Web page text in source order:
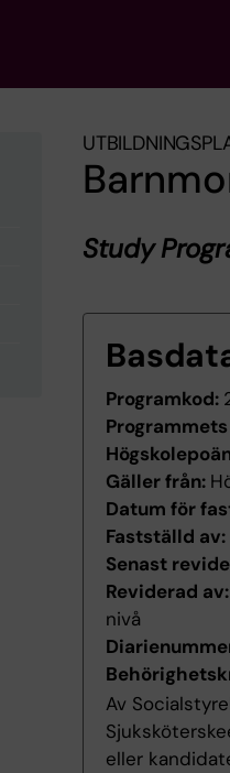
Study
Programkod:
Gäller från:
Datum för
Fastställd av:
Senast
Reviderad av:
nivå
Av
eller